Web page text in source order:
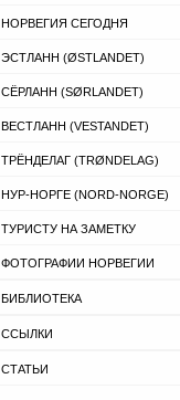
НОРВЕГИЯ СЕГОДНЯ
ЭСТЛАНН (ØSTLANDET)
СЁРЛАНН (SØRLANDET)
ВЕСТЛАНН (VESTANDET)
ТРЁНДЕЛАГ (TRØNDELAG)
НУР-НОРГЕ (NORD-NORGE)
ТУРИСТУ НА ЗАМЕТКУ
ФОТОГРАФИИ НОРВЕГИИ
БИБЛИОТЕКА
ССЫЛКИ
СТАТЬИ